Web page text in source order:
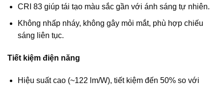
CRI 83 giúp tái tạo màu sắc gần với ánh sáng tự nhiên.
Không nhấp nháy, không gây mỏi mắt, phù hợp chiếu
sáng liên tục.
Tiết kiệm điện năng
Hiệu suất cao (~122 lm/W), tiết kiệm đến 50% so với